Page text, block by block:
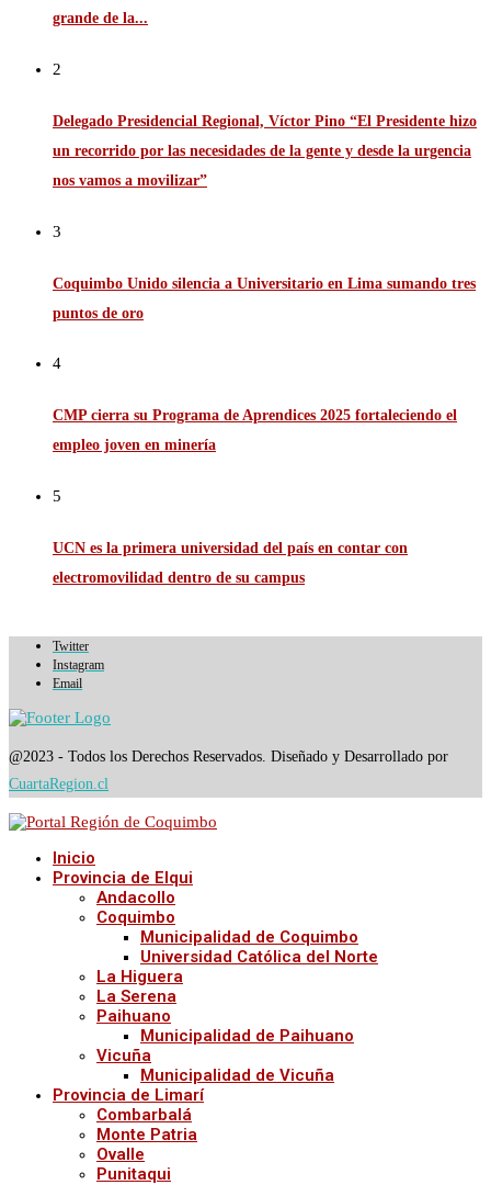
grande de la...
2
Delegado Presidencial Regional, Víctor Pino “El Presidente hizo
un recorrido por las necesidades de la gente y desde la urgencia
nos vamos a movilizar”
3
Coquimbo Unido silencia a Universitario en Lima sumando tres
puntos de oro
4
CMP cierra su Programa de Aprendices 2025 fortaleciendo el
empleo joven en minería
5
UCN es la primera universidad del país en contar con
electromovilidad dentro de su campus
Twitter
Instagram
Email
@2023 - Todos los Derechos Reservados. Diseñado y Desarrollado por
CuartaRegion.cl
Inicio
Provincia de Elqui
Andacollo
Coquimbo
Municipalidad de Coquimbo
Universidad Católica del Norte
La Higuera
La Serena
Paihuano
Municipalidad de Paihuano
Vicuña
Municipalidad de Vicuña
Provincia de Limarí
Combarbalá
Monte Patria
Ovalle
Punitaqui